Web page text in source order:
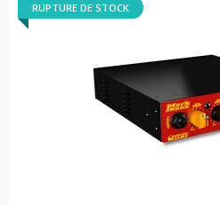
RUPTURE DE STOCK